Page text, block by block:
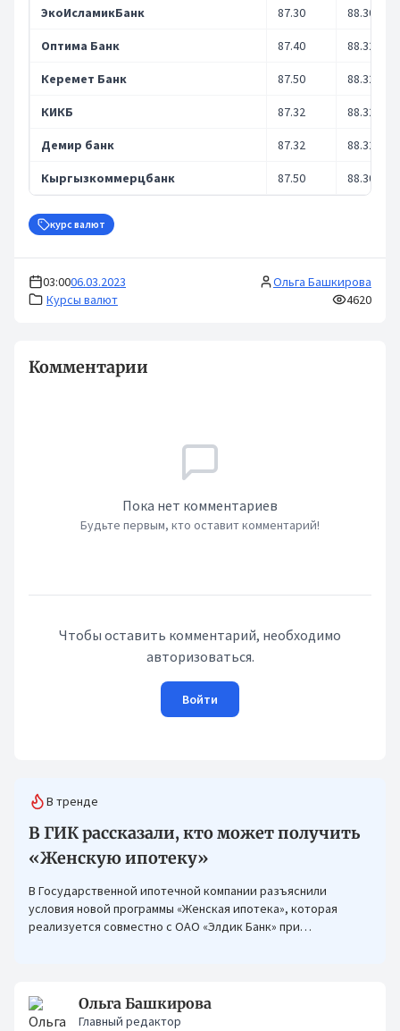
ЭкоИсламикБанк 87.30 88.30
Оптима Банк 87.40 88.32
Керемет Банк 87.50 88.32
КИКБ 87.32 88.32
Демир банк 87.32 88.32
Кыргызкоммерцбанк 87.50 88.30
курс валют
03:0006.03.2023
Курсы валют
Ольга Башкирова
4620
Комментарии
Пока нет комментариев
Будьте первым, кто оставит комментарий!
Чтобы оставить комментарий, необходимо
авторизоваться.
Войти
В тренде
В ГИК рассказали, кто может получить
«Женскую ипотеку»
В Государственной ипотечной компании разъяснили
условия новой программы «Женская ипотека», которая
реализуется совместно с ОАО «Элдик Банк» при
Ольга Башкирова
Главный редактор